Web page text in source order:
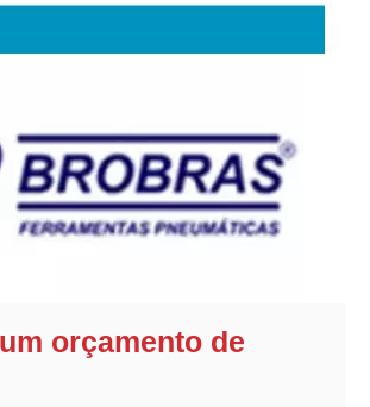
orçamento de